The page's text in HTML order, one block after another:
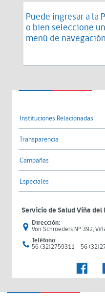
Puede ingresar a la
o bien seleccione
menú de
Instituciones Relacionadas
Transparencia
Campañas
Especiales
Servicio de Salud Viña
Dirección:
Von Schroeders N° 392,
Teléfono:
56 (32)2759311 - 56